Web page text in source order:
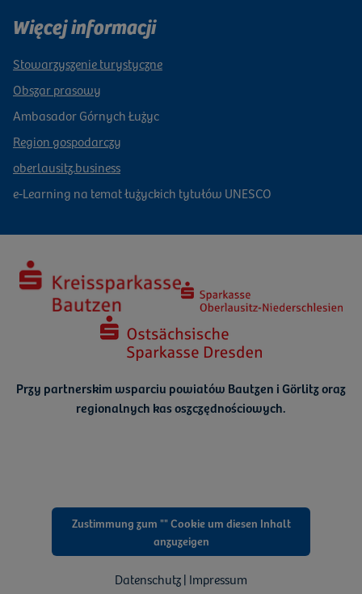
Więcej informacji
Stowarzyszenie turystyczne
Obszar prasowy
Ambasador Górnych Łużyc
Region gospodarczy
oberlausitz.business
e-Learning na temat łużyckich tytułów UNESCO
Przy partnerskim wsparciu powiatów Bautzen i Görlitz oraz
regionalnych kas oszczędnościowych.
Zustimmung zum "" Cookie um diesen Inhalt
anzuzeigen
Datenschutz | Impressum